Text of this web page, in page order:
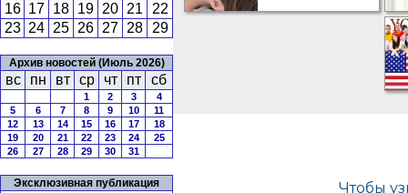
16 17 18 19 20 21
22
23 24 25 26 27 28 29
Архив новостей (Июль 2026)
вс пн вт ср чт пт сб
1 2 3
4
5
6 7 8 9 10
11
12
13 14 15 16 17
18
19
20 21 22 23 24
25
26
27 28 29 30 31
Эксклюзивная публикация